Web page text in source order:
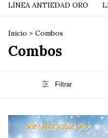
LÍNEA ANTIEDAD ORO
Inicio > Combos
Combos
Filtrar